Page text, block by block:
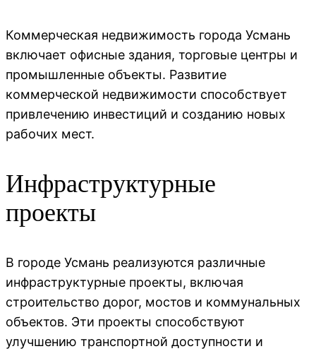
Коммерческая недвижимость города Усмань
включает офисные здания, торговые центры и
промышленные объекты. Развитие
коммерческой недвижимости способствует
привлечению инвестиций и созданию новых
рабочих мест.
Инфраструктурные
проекты
В городе Усмань реализуются различные
инфраструктурные проекты, включая
строительство дорог, мостов и коммунальных
объектов. Эти проекты способствуют
улучшению транспортной доступности и